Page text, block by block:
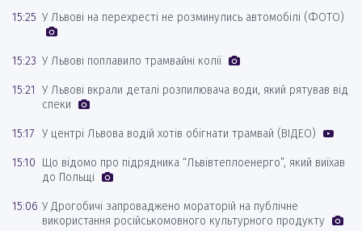
15:25 У Львові на перехресті не розминулись автомобілі (ФОТО)
15:23 У Львові поплавило трамвайні колії
15:21 У Львові вкрали деталі розпилювача води, який рятував від
спеки
15:17 У центрі Львова водій хотів обігнати трамвай (ВІДЕО)
15:10 Що відомо про підрядника “Львівтеплоенерго”, який виїхав
до Польщі
15:06 У Дрогобичі запроваджено мораторій на публічне
використання російськомовного культурного продукту